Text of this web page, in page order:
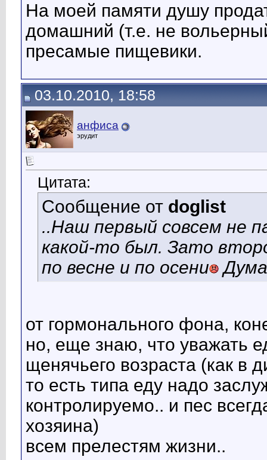
На моей памяти душу
домашний (т.е. не
пресамые пищевики.
03.10.2010, 18:58
анфиса
эрудит
Цитата:
Сообщение от doglist
..Наш первый совсем не
какой-то был. Зато
по весне и по осени
от гормонального фона,
но, еще знаю, что уважать
щенячьего возраста (как в
то есть типа еду надо
контролируемо.. и пес
хозяина)
всем прелестям жизни..